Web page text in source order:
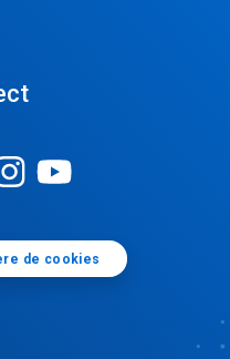
de cookies